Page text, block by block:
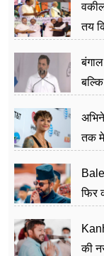
तय
तक
फिर
की